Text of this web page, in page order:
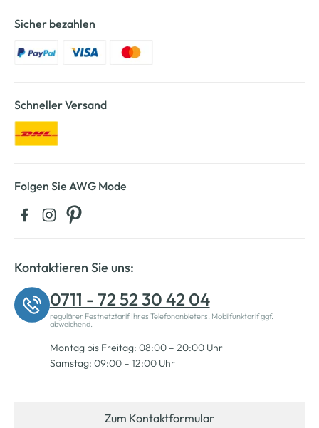
Sicher bezahlen
Schneller Versand
Folgen Sie AWG Mode
Kontaktieren Sie uns:
0711 - 72 52 30 42 04
regulärer Festnetztarif Ihres Telefonanbieters, Mobilfunktarif ggf.
abweichend.
Montag bis Freitag: 08:00 – 20:00 Uhr
Samstag: 09:00 – 12:00 Uhr
Zum Kontaktformular